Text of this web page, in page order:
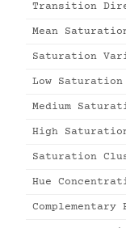
Transition
Mean
Saturation
Low
Medium
High
Saturation
Hue
Complementary